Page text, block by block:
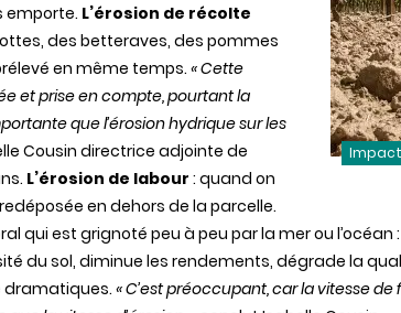
emporte. L’érosion de récolte
des betteraves, des pommes
en même temps. « Cette
et prise en compte, pourtant la
que l’érosion hydrique sur les
Cousin directrice adjointe de
L’érosion de labour : quand on
en dehors de la parcelle.
qui est grignoté peu à peu par la mer ou
du sol, diminue les rendements, dégrade la
dramatiques.« C’est préoccupant, car la vitesse